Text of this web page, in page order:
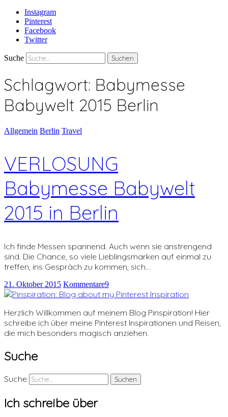
Instagram
Pinterest
Facebook
Twitter
Suche
Schlagwort: Babymesse
Babywelt 2015 Berlin
Allgemein Berlin Travel
VERLOSUNG
Babymesse Babywelt
2015 in Berlin
Ich finde Messen spannend. Auch wenn sie anstrengend
sind. Die Chance, so viele Lieblingsmarken auf einmal zu
treffen, ins Gespräch zu kommen, sich…
21. Oktober 2015 Kommentare9
Herzlich Willkommen auf meinem Blog Pinspiration! Hier
schreibe ich über meine Pinterest Inspirationen und Reisen,
die mich besonders magisch anziehen.
Suche
Suche
Ich schreibe über